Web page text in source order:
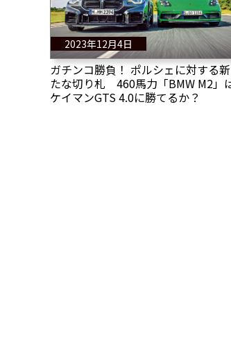
2023年12月4日
ガチンコ勝負！ ポルシェに対する新
たな切り札 460馬力「BMW M2」
ケイマンGTS 4.0に勝てるか？